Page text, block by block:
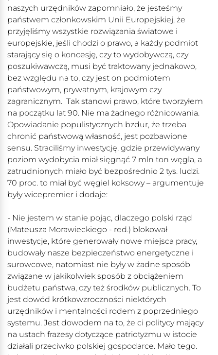
naszych urzędników zapomniało, że jesteśmy
państwem członkowskim Unii Europejskiej, że
przyjęliśmy wszystkie rozwiązania światowe i
europejskie, jeśli chodzi o prawo, a każdy podmiot
starający się o koncesję, czy to wydobywczą, czy
poszukiwawczą, musi być traktowany jednakowo,
bez względu na to, czy jest on podmiotem
państwowym, prywatnym, krajowym czy
zagranicznym. Tak stanowi prawo, które tworzyłem
na początku lat 90. Nie ma żadnego różnicowania.
Opowiadanie populistycznych bzdur, że trzeba
chronić państwową własność, jest pozbawione
sensu. Straciliśmy inwestycję, gdzie przewidywany
poziom wydobycia miał sięgnąć 7 mln ton węgla, a
zatrudnionych miało być bezpośrednio 2 tys. ludzi.
70 proc. to miał być węgiel koksowy – argumentuje
były wicepremier i dodaje:
- Nie jestem w stanie pojąc, dlaczego polski rząd
(Mateusza Morawieckiego - red.) blokował
inwestycje, które generowały nowe miejsca pracy,
budowały nasze bezpieczeństwo energetyczne i
surowcowe, natomiast nie były w żadne sposób
związane w jakikolwiek sposób z obciążeniem
budżetu państwa, czy też środków publicznych. To
jest dowód krótkowzroczności niektórych
urzędników i mentalności rodem z poprzedniego
systemu. Jest dowodem na to, że ci politycy mający
na ustach frazesy dotyczące patriotyzmu w istocie
działali przeciwko polskiej gospodarce. Mało tego.